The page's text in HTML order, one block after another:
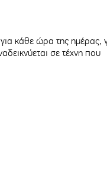
κάθε ώρα της ημέρας,
σε τέχνη που